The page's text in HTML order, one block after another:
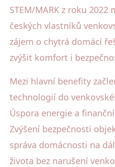
STEM/MARK z roku 2022
českých vlastníků
zájem o chytrá domácí
zvýšit komfort i
Mezi hlavní benefity
technologií do
Úspora energie a
Zvýšení bezpečnosti
správa domácnosti na
života bez narušení